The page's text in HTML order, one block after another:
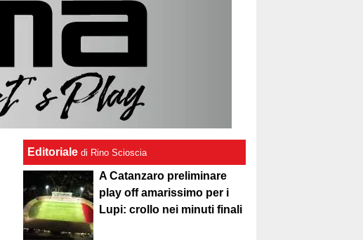
Editoriale di Rino Scioscia
A Catanzaro preliminare
play off amarissimo per i
Lupi: crollo nei minuti finali